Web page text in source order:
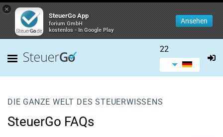
×
SteuerGo App
forium GmbH
kostenlos - In Google Play
Ansehen
22
DIE GANZE WELT DES STEUERWISSENS
SteuerGo FAQs